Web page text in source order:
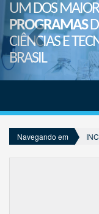
UM DOS
PROGRAMAS
CIÊNCIAS E
BRASIL
Navegando em